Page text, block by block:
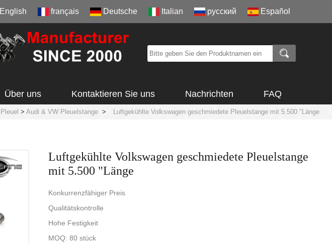
English français Deutsche Italian русский Español
Über uns Kontaktieren Sie uns Nachrichten FAQ
Pleuel > Audi & VW Pleuelstange > Luftgekühlte Volkswagen geschmiedete Pleuelstange mit 5.500 "Länge
Luftgekühlte Volkswagen geschmiedete Pleuelstange
mit 5.500 "Länge
Konkurrenzfähiger Preis
Qualitätskontrolle
Hohe Festigkeit
MOQ: 80 stück